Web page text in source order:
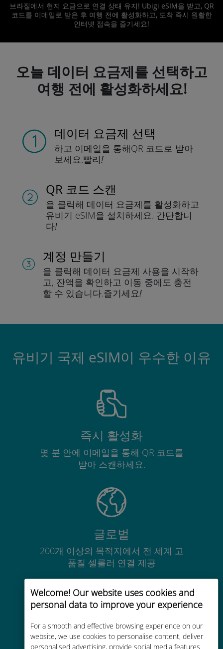
Welcome! Our website uses cookies and
personal data to improve your experience
For a smooth and effective browsing experience on our
website, we use cookies to personalise content, deliver
personalised advertising, provide social media features
브라질에서 현지 요금으로 연결 상태 유지! Ubigi eSIM을 받고, QR
코드를 이메일로 받은 후 여행 전에 활성화하고, 도착 즉시 원활한
인터넷 접속을 즐기세요!
오늘 데이터 요금제를 선택하고
여행 전에 활성화하세요!
데이터 요금제 선택
하고 이메일을 통해QR 코드로 받아
보세요.빨리!
QR 코드 스캔
을 클릭해 데이터 요금제를 활성화하고
유비기 eSIM을 설치하세요. 간단합니
다!
계정 만들기
을 클릭해 데이터 요금제 사용을 시작하
고, 잔액을 확인하고 이동 중에도 충전
할 수 있습니다.즐기세요!
유비기 국제 eSIM이 우수한 이유
즉시 활성화
몇 분 안에 이메일을 통해 QR 코드를
받아 스캔하세요.
글로벌
200개 이상의 목적지에서 전 세계 고
품질 셀룰러 연결 제공
비용 효율적